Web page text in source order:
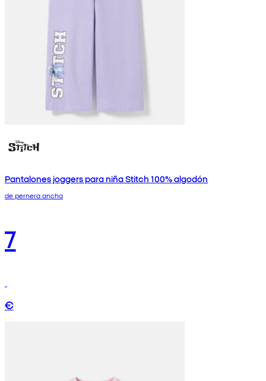
Pantalones joggers para niña Stitch 100% algodón
de pernera ancha
7
€